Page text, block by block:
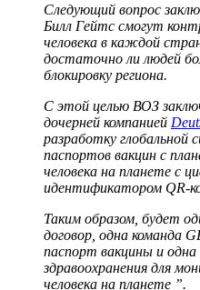
Следующий вопрос
Билл Гейтс смогут
человека в каждой
достаточно ли людей
блокировку региона.
С этой целью ВОЗ
дочерней компанией
разработку глобальной
паспортов вакцин с
человека на планете с
идентификатором QR-
Таким образом, будет
договор, одна команда
паспорт вакцины и одна
здравоохранения для
человека на планете ”.